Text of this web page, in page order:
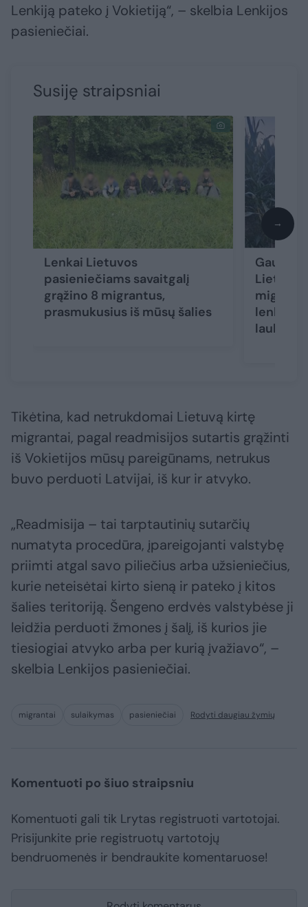
Lenkiją pateko į Vokietiją“, – skelbia Lenkijos
pasieniečiai.
Susiję straipsniai
Lenkai Lietuvos
pasieniečiams savaitgalį
grąžino 8 migrantus,
prasmukusius iš mūsų šalies
lenkas
lauką
→
Tikėtina, kad netrukdomai Lietuvą kirtę
migrantai, pagal readmisijos sutartis grąžinti
iš Vokietijos mūsų pareigūnams, netrukus
buvo perduoti Latvijai, iš kur ir atvyko.
„Readmisija – tai tarptautinių sutarčių
numatyta procedūra, įpareigojanti valstybę
priimti atgal savo piliečius arba užsieniečius,
kurie neteisėtai kirto sieną ir pateko į kitos
šalies teritoriją. Šengeno erdvės valstybėse ji
leidžia perduoti žmones į šalį, iš kurios jie
tiesiogiai atvyko arba per kurią įvažiavo“, –
skelbia Lenkijos pasieniečiai.
migrantai sulaikymas pasieniečiai Rodyti daugiau žymių
Komentuoti po šiuo straipsniu
Komentuoti gali tik Lrytas registruoti vartotojai.
Prisijunkite prie registruotų vartotojų
bendruomenės ir bendraukite komentaruose!